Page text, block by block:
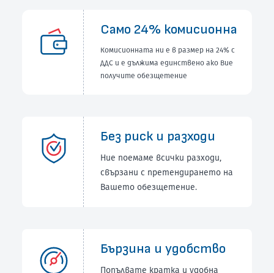
Само 24% комисионна
Комисионната ни е в размер на 24% с
ДДС и е дължима единствено ако Вие
получите обезщетение
Без риск и разходи
Ние поемаме всички разходи,
свързани с претендирането на
Вашето обезщетение.
Бързина и удобство
Попълвате кратка и удобна